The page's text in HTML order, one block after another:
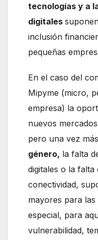
tecnologías y a
digitales
inclusión
pequeñas
En el caso del
Mipyme (micro,
empresa) la
nuevos
pero una vez
género, la falta
digitales o la falta
conectividad,
mayores para
especial, para
vulnerabilidad,